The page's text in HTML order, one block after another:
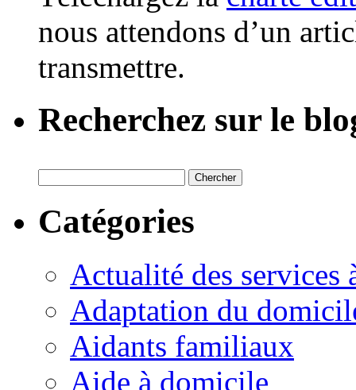
nous attendons d’un
transmettre.
Recherchez sur le
Catégories
Actualité des services
Adaptation du
Aidants familiaux
Aide à domicile